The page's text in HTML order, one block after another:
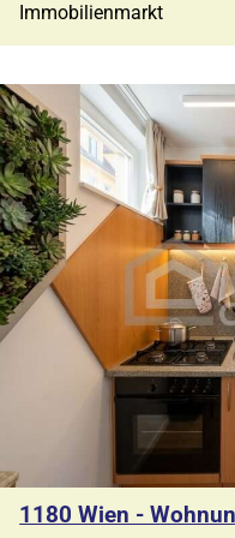
Immobilienmarkt
1180 Wien -